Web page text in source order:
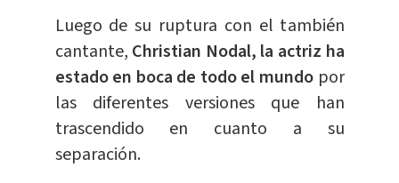
Luego de su ruptura con el también
cantante, Christian Nodal, la actriz ha
estado en boca de todo el mundopor
las diferentes versiones que han
trascendido en cuanto a su
separación.